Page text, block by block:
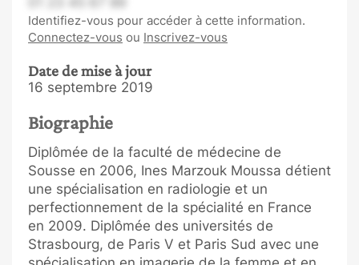
Identifiez-vous pour accéder à cette information.
Connectez-vous ou Inscrivez-vous
Date de mise à jour
16 septembre 2019
Biographie
Diplômée de la faculté de médecine de
Sousse en 2006, Ines Marzouk Moussa détient
une spécialisation en radiologie et un
perfectionnement de la spécialité en France
en 2009. Diplômée des universités de
Strasbourg, de Paris V et Paris Sud avec une